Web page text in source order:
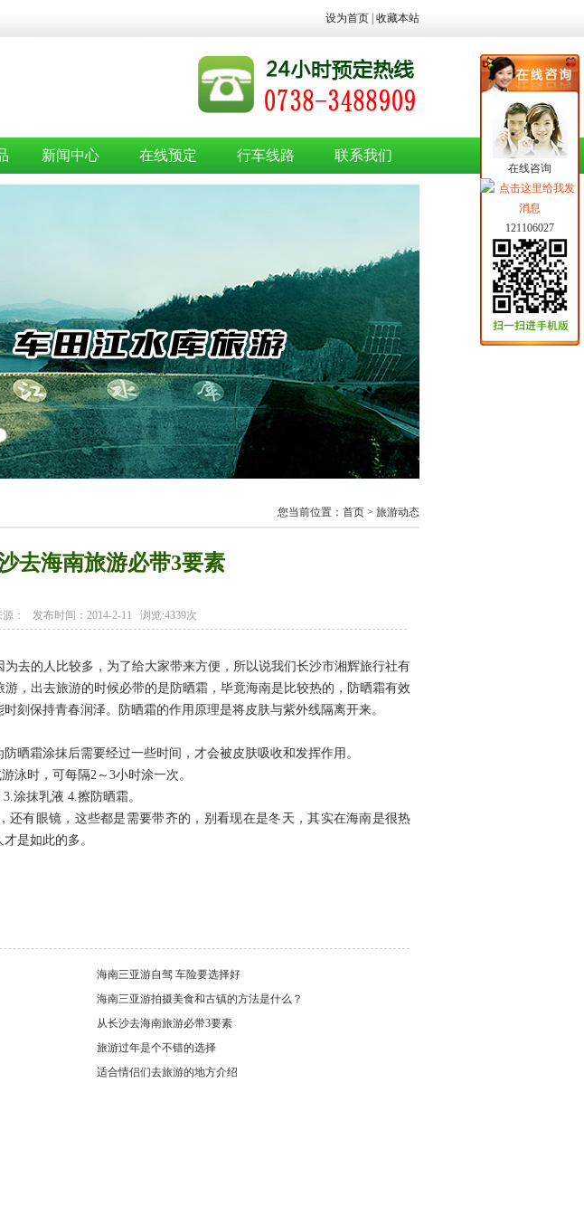
设为首页 收藏本站
新闻中心 在线预定 行车线路 联系我们
您当前位置：首页 > 旅游动态
去海南旅游必带3要素
： 发布时间：2014-2-11 浏览:4339次
为去的人比较多，为了给大家带来方便，所以说我们长沙市湘辉旅行社有
，出去旅游的时候必带的是防晒霜，毕竟海南是比较热的，防晒霜有效
刻保持青春润泽。防晒霜的作用原理是将皮肤与紫外线隔离开来。
霜涂抹后需要经过一些时间，才会被皮肤吸收和发挥作用。
时，可每隔2～3小时涂一次。
抹乳液 4.擦防晒霜。
有眼镜，这些都是需要带齐的，别看现在是冬天，其实在海南是很热
是如此的多。
海南三亚游自驾 车险要选择好
海南三亚游拍摄美食和古镇的方法是什么？
从长沙去海南旅游必带3要素
旅游过年是个不错的选择
适合情侣们去旅游的地方介绍
在线咨询
121106027